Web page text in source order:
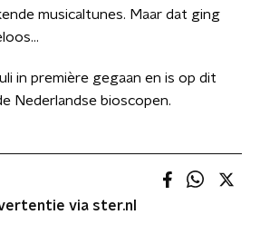
musicaltunes. Maar dat ging
in première gegaan en is op dit
Nederlandse bioscopen.
via ster.nl